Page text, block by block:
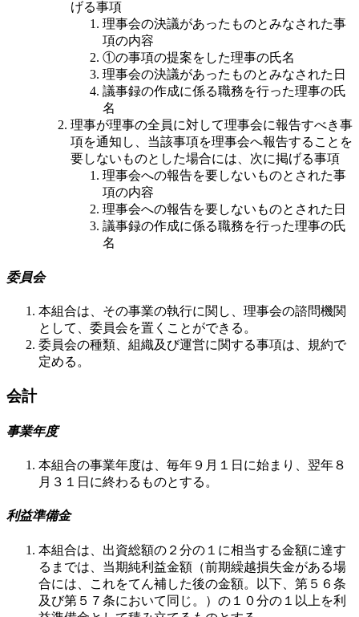
げる事項
理事会の決議があったものとみなされた事
項の内容
①の事項の提案をした理事の氏名
理事会の決議があったものとみなされた日
議事録の作成に係る職務を行った理事の氏
名
理事が理事の全員に対して理事会に報告すべき事
項を通知し、当該事項を理事会へ報告することを
要しないものとした場合には、次に掲げる事項
理事会への報告を要しないものとされた事
項の内容
理事会への報告を要しないものとされた日
議事録の作成に係る職務を行った理事の氏
名
委員会
本組合は、その事業の執行に関し、理事会の諮問機関
として、委員会を置くことができる。
委員会の種類、組織及び運営に関する事項は、規約で
定める。
会計
事業年度
本組合の事業年度は、毎年９月１日に始まり、翌年８
月３１日に終わるものとする。
利益準備金
本組合は、出資総額の２分の１に相当する金額に達す
るまでは、当期純利益金額（前期繰越損失金がある場
合には、これをてん補した後の金額。以下、第５６条
及び第５７条において同じ。）の１０分の１以上を利